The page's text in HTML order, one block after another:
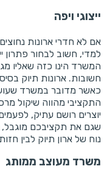
ייצוגי ויפה
אם לא חדרי ארונות
למדי, חשוב לבחור פתרון
המשרד הינו כזה שאליו
חשובות. ארונות תיוק
כאשר מדובר במשרד
התקציבי מהווה שיקול
יוצרים רושם עתיק,
שגם את תקציבכם מוגבל,
נוח של ארון תיוק לבין
משרד מעוצב ממותג